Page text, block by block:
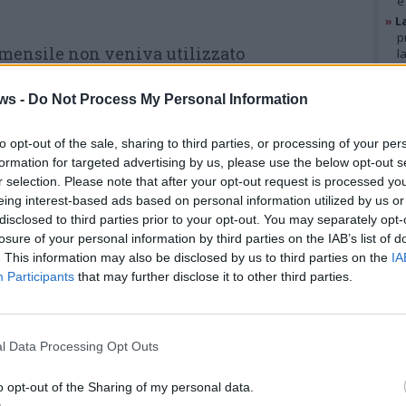
- Do Not Process My Personal Information
opt-out of the sale, sharing to third parties, or processing of your
for targeted advertising by us, please use the below opt-out
selection. Please note that after your opt-out request is processed
interest-based ads based on personal information utilized by us
to third parties prior to your opt-out. You may separately
of your personal information by third parties on the IAB’s list of
This information may also be disclosed by us to third parties on the
Participants that may further disclose it to other third parties.
Data Processing Opt Outs
opt-out of the Sharing of my personal data.
mensile non veniva utilizzato
acquistava in autonomia i prodotti
fondo, avendo a disposizione i pin dei
un favore ai clienti e non certo per
loro avevo un accordo» – era stata la
effettivamente, hanno testimoniato a
invece non ricordavano di aver dato il
Eppure in primo grado il
tribunale di Busto Arsizio aveva
dato ragione alla Procura di Busto
e al risarcimento del danno,
»